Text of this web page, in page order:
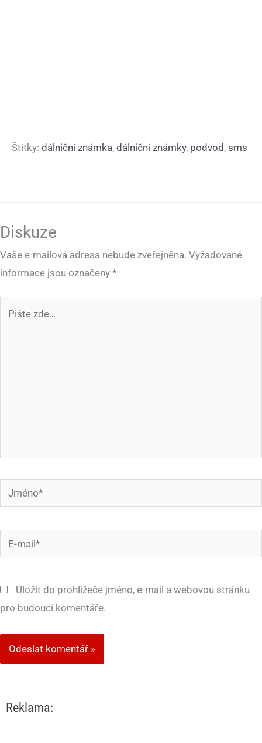
Štítky: dálniční známka, dálniční známky, podvod , sms
Diskuze
Vaše e-mailová adresa nebude zveřejněna. Vyžadované
informace jsou označeny *
Jméno*
mail*
Uložit do prohlížeče jméno, e-mail a webovou stránku
pro budoucí komentáře.
Reklama: